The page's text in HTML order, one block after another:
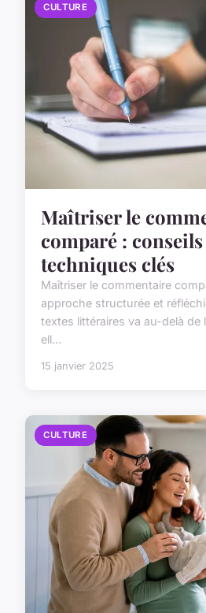
CULTURE
Maîtriser le
comparé :
techniques clés
Maîtriser le commentaire
approche structurée et
textes littéraires va au-delà de
ell...
15 janvier 2025
CULTURE